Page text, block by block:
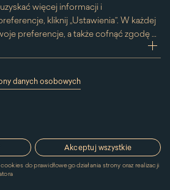
kliknij „Ustawienia”. W każdej
preferencje, a także cofnąć zgodę na
Możesz to zrobić, klikając na podstronę
w stopce.
stronę aktywujesz zgodę na
suwak w lewą stronę
danych osobowych
do prawidłowego działania strony oraz realizacji
Akceptuj wszystkie